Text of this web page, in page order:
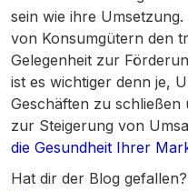
sein wie ihre
von Konsumgütern den
Gelegenheit zur
ist es wichtiger denn je,
Geschäften zu schließen
zur Steigerung von
die Gesundheit Ihrer
Hat dir der Blog